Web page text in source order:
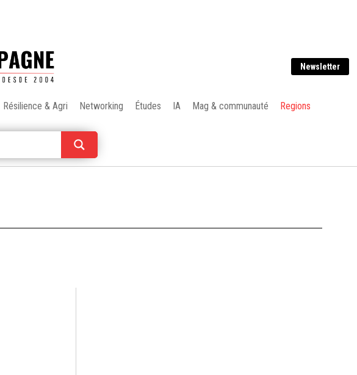
Newsletter
Résilience & Agri Networking Études IA Mag & communauté Regions